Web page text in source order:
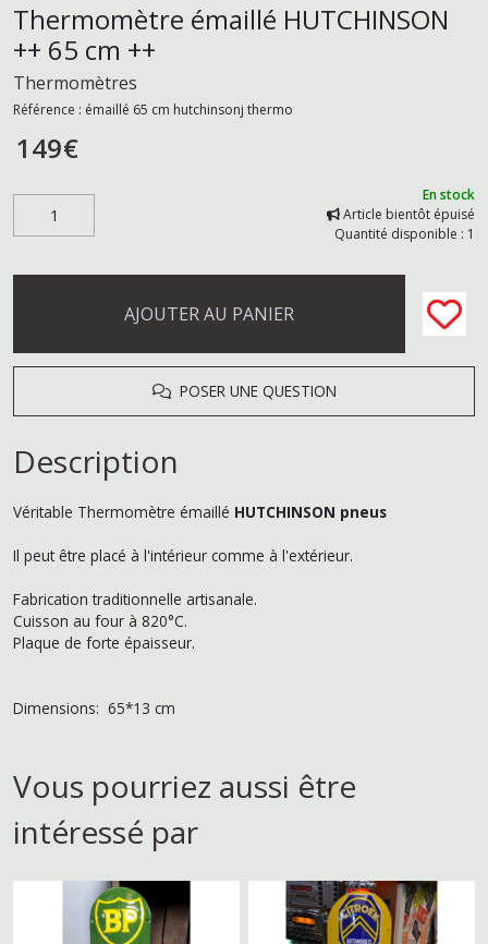
Thermomètre émaillé HUTCHINSON
++ 65 cm ++
Thermomètres
Référence : émaillé 65 cm hutchinsonj thermo
149€
En stock
Article bientôt épuisé
Quantité disponible : 1
AJOUTER AU PANIER
POSER UNE QUESTION
Description
Véritable Thermomètre émaillé HUTCHINSON pneus
Il peut être placé à l'intérieur comme à l'extérieur.
Fabrication traditionnelle artisanale.
Cuisson au four à 820°C.
Plaque de forte épaisseur.
Dimensions: 65*13 cm
Vous pourriez aussi être
intéressé par